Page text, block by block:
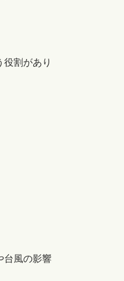
割があり
台風の影響